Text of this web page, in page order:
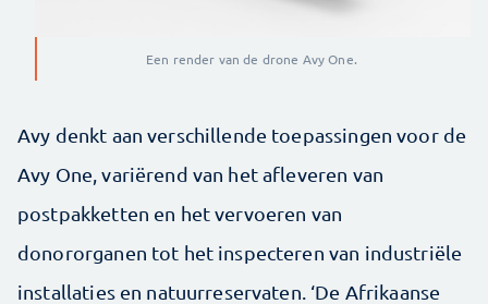
Een render van de drone Avy One.
Avy denkt aan verschillende toepassingen voor de
Avy One, variërend van het afleveren van
postpakketten en het vervoeren van
donororganen tot het inspecteren van industriële
installaties en natuurreservaten. ‘De Afrikaanse